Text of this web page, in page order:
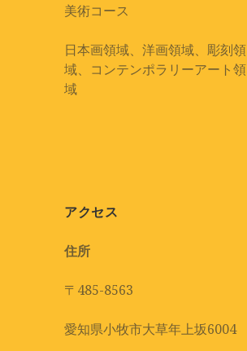
美術コース
日本画領域、洋画領域、彫刻領
域、コンテンポラリーアート領
域
アクセス
住所
〒485-8563
愛知県小牧市大草年上坂6004